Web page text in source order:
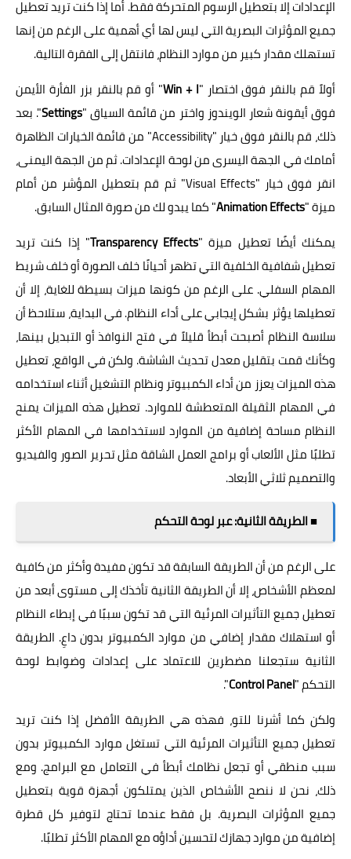
الإعدادات إلا بتعطيل الرسوم المتحركة فقط. أما إذا كنت تريد تعطيل
جميع المؤثرات البصرية التي ليس لها أي أهمية على الرغم من إنها
تستهلك مقدار كبير من موارد النظام، فانتقل إلى الفقرة التالية.
أولاً قم بالنقر فوق اختصار "Win + I" أو قم بالنقر بزر الفأرة الأيمن
فوق أيقونة شعار الويندوز واختر من قائمة السياق "Settings". بعد
ذلك، قم بالنقر فوق خيار "Accessibility" من قائمة الخيارات الظاهرة
أمامك في الجهة اليسرى من لوحة الإعدادات. ثم من الجهة اليمنى،
انقر فوق خيار "Visual Effects" ثم قم بتعطيل المؤشر من أمام
ميزة "Animation Effects" كما يبدو لك من صورة المثال السابق.
يمكنك أيضًا تعطيل ميزة "Transparency Effects" إذا كنت تريد
تعطيل شفافية الخلفية التي تظهر أحيانًا خلف الصورة أو خلف شريط
المهام السفلي. على الرغم من كونها ميزات بسيطة للغاية، إلا أن
تعطيلها يؤثر بشكل إيجابي على أداء النظام. في البداية، ستلاحظ أن
سلاسة النظام أصبحت أبطأ قليلاً في فتح النوافذ أو التبديل بينها،
وكأنك قمت بتقليل معدل تحديث الشاشة. ولكن في الواقع، تعطيل
هذه الميزات يعزز من أداء الكمبيوتر ونظام التشغيل أثناء استخدامه
في المهام الثقيلة المتعطشة للموارد. تعطيل هذه الميزات يمنح
النظام مساحة إضافية من الموارد لاستخدامها في المهام الأكثر
تطلبًا مثل الألعاب أو برامج العمل الشاقة مثل تحرير الصور والفيديو
والتصميم ثلاثي الأبعاد.
■ الطريقة الثانية: عبر لوحة التحكم
على الرغم من أن الطريقة السابقة قد تكون مفيدة وأكثر من كافية
لمعظم الأشخاص، إلا أن الطريقة الثانية تأخذك إلى مستوى أبعد من
تعطيل جميع التأثيرات المرئية التي قد تكون سببًا في إبطاء النظام
أو استهلاك مقدار إضافي من موارد الكمبيوتر بدون داعِ. الطريقة
الثانية ستجعلنا مضطرين للاعتماد على إعدادات وضوابط لوحة
التحكم "Control Panel
".
ولكن كما أشرنا للتو، فهذه هي الطريقة الأفضل إذا كنت تريد
تعطيل جميع التأثيرات المرئية التي تستغل موارد الكمبيوتر بدون
سبب منطقي أو تجعل نظامك أبطأ في التعامل مع البرامج. ومع
ذلك، نحن لا ننصح الأشخاص الذين يمتلكون أجهزة قوية بتعطيل
جميع المؤثرات البصرية. بل فقط عندما تحتاج لتوفير كل قطرة
إضافية من موارد جهازك لتحسين أداؤه مع المهام الأكثر تطلبًا.